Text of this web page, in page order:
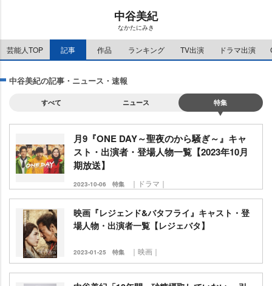
中谷美紀
なかたにみき
芸能人TOP 記事 作品 ランキング TV出演 ドラマ出演
中谷美紀の記事・ニュース・速報
すべて ニュース 特集
月9『ONE DAY～聖夜のから騒ぎ～』キャ
スト・出演者・登場人物一覧【2023年10月
期放送】
2023-10-06 特集 ｜ドラマ｜
映画『レジェンド&バタフライ』キャスト・登
場人物・出演者一覧【レジェバタ】
2023-01-25 特集 ｜映画｜